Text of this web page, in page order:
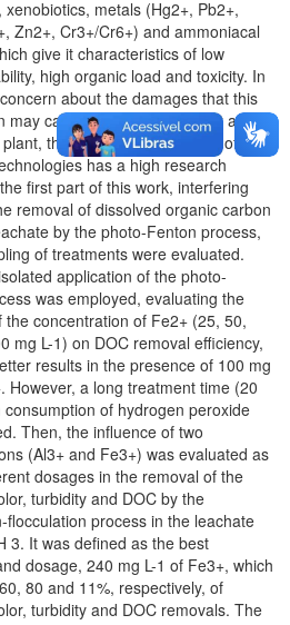
xenobiotics, metals (Hg2+, Pb2+,
Zn2+, Cr3+/Cr6+) and ammoniacal
give it characteristics of low
high organic load and toxicity. In
about the damages that this
may cause to the environment and to
the use and combination of new
has a high research
first part of this work, interfering
removal of dissolved organic carbon
by the photo-Fenton process,
of treatments were evaluated.
application of the photo-
was employed, evaluating the
the concentration of Fe2+ (25, 50,
mg L-1) on DOC removal efficiency,
results in the presence of 100 mg
However, a long treatment time (20
consumption of hydrogen peroxide
Then, the influence of two
(Al3+ and Fe3+) was evaluated as
dosages in the removal of the
turbidity and DOC by the
flocculation process in the leachate
3. It was defined as the best
dosage, 240 mg L-1 of Fe3+, which
80 and 11%, respectively, of
turbidity and DOC removals. The